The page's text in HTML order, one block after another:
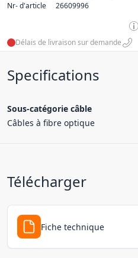
Nr- d'article 26609996
Délais de livraison sur demande
Specifications
Sous-catégorie câble
Câbles à fibre optique
Télécharger
Fiche technique